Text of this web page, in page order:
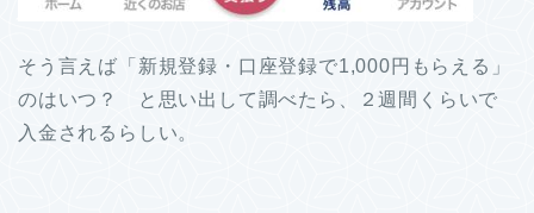
そう言えば「新規登録・口座登録で1,000円もらえる」
のはいつ？ と思い出して調べたら、２週間くらいで
入金されるらしい。